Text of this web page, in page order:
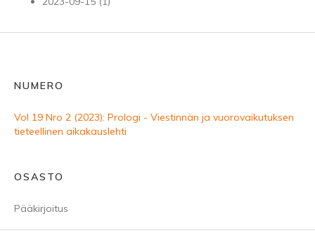
NUMERO
Vol 19 Nro 2 (2023): Prologi - Viestinnän ja vuorovaikutuksen
tieteellinen aikakauslehti
OSASTO
Pääkirjoitus